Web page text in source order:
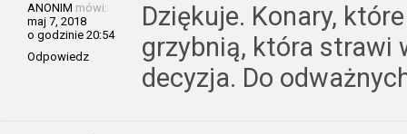
ANONIM mówi:
maj 7, 2018
o godzinie 20:54
Odpowiedz
Dziękuje. Konary,
grzybnią, która strawi
decyzja. Do